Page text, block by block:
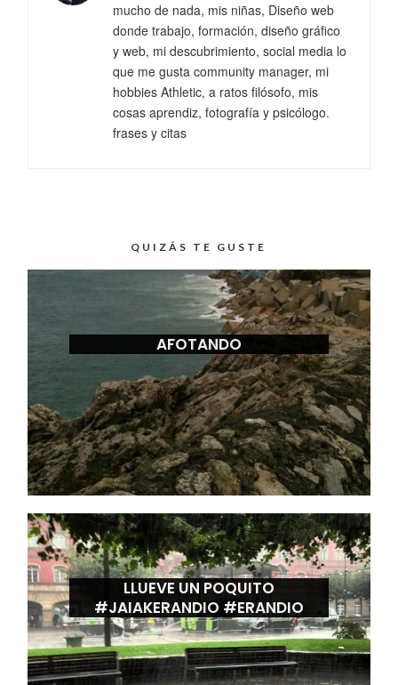
mucho de nada, mis niñas, Diseño web
donde trabajo, formación, diseño gráfico
y web, mi descubrimiento, social media lo
que me gusta community manager, mi
hobbies Athletic, a ratos filósofo, mis
cosas aprendiz, fotografía y psicólogo.
frases y citas
QUIZÁS TE GUSTE
AFOTANDO
LLUEVE UN POQUITO
#JAIAKERANDIO #ERANDIO